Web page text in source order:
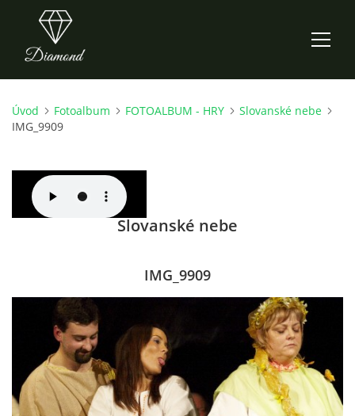
ÚVOD
O NÁS
CO NOVÉHO ZKOUŠÍME
KDY, KDE A CO HRAJEME
HRY OD ROKU 1973
Úvod Fotoalbum FOTOALBUM - HRY
Slovanské nebe
IMG_9909
Slovanské nebe
IMG_9909